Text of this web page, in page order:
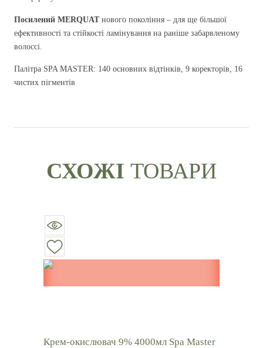
Посилений MERQUATнового покоління – для ще більшої
ефективності та стійкості ламінування на раніше забарвленому
волоссі.
Палітра SPA MASTER: 140 основних відтінків, 9 коректорів, 16
чистих пігментів
СХОЖI ТОВАРИ
Крем-окислювач 9% 4000мл Spa Master